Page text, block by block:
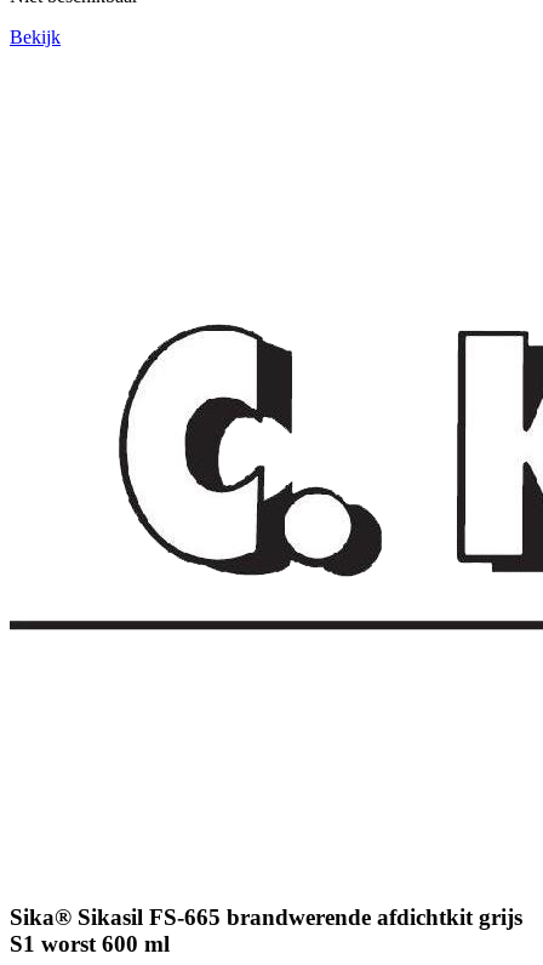
Bekijk
Sika® Sikasil FS-665 brandwerende afdichtkit grijs
S1 worst 600 ml